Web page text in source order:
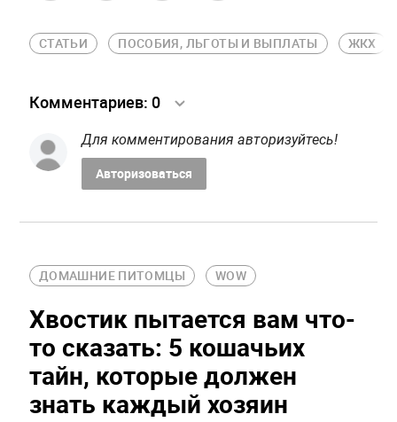
СТАТЬИ ПОСОБИЯ, ЛЬГОТЫ И ВЫПЛАТЫ ЖКХ
Комментариев: 0
Для комментирования авторизуйтесь!
Авторизоваться
ДОМАШНИЕ ПИТОМЦЫ WOW
Хвостик пытается вам что-
то сказать: 5 кошачьих
тайн, которые должен
знать каждый хозяин